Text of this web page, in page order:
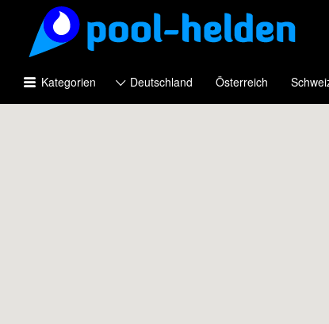
Suchen
nach:
Kategorien Deutschland Österreich